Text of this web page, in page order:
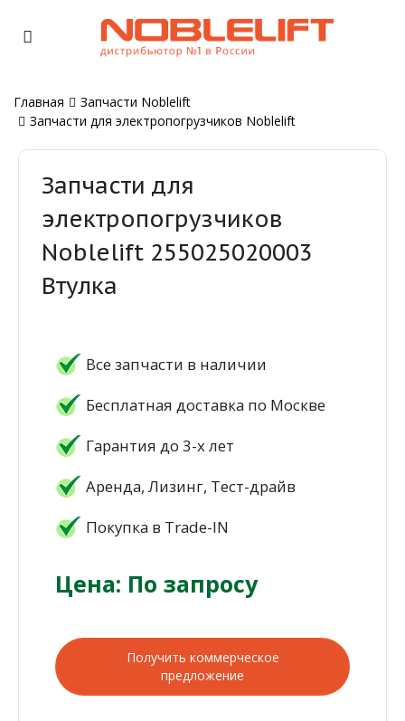
Главная
Запчасти Noblelift
Запчасти для электропогрузчиков Noblelift
Запчасти для
электропогрузчиков
Noblelift 255025020003
Втулка
Все запчасти в наличии
Бесплатная доставка по Москве
Гарантия до 3-х лет
Аренда, Лизинг, Тест-драйв
Покупка в Trade-IN
Цена: По запросу
Получить коммерческое
предложение